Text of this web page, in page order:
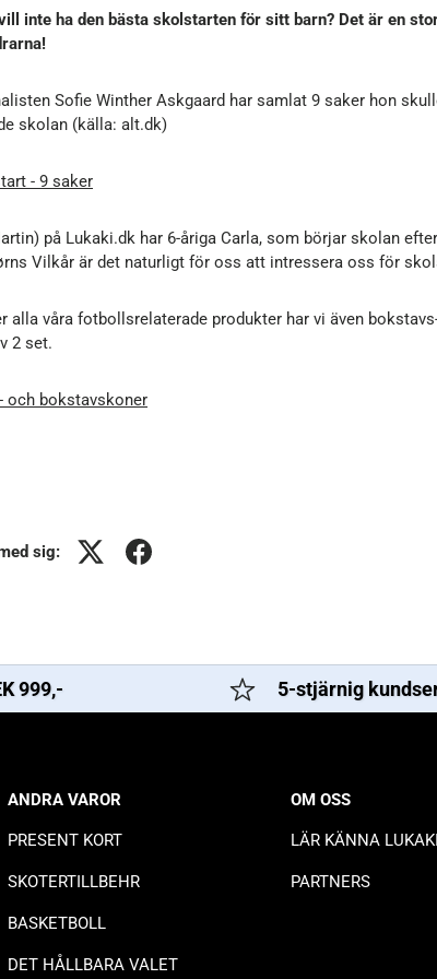
inte ha den bästa skolstarten för sitt barn? Det är en
Sofie Winther Askgaard har samlat 9 saker hon
skolan (källa: alt.dk)
- 9 saker
på Lukaki.dk har 6-åriga Carla, som börjar skolan
Vilkår är det naturligt för oss att intressera oss för
alla våra fotbollsrelaterade produkter har vi även
2 set.
och bokstavskoner
sig:
999,- 5-stjärnig
ANDRA VAROR
PRESENT KORT
SKOTERTILLBEHR
BASKETBOLL
DET HÅLLBARA VALET
OM OSS
LÄR KÄNNA
PARTNERS